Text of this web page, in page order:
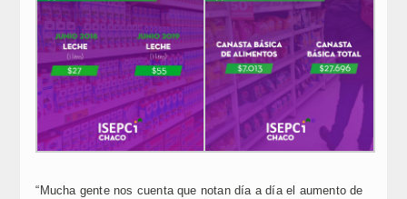
“Mucha gente nos cuenta que notan día a día el aumento de